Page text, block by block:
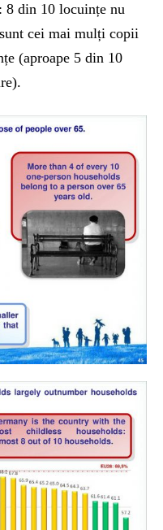
8 din 10 locuințe nu
cei mai mulți copii
(aproape 5 din 10